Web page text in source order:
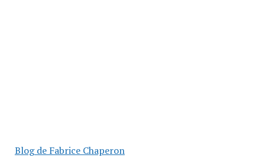
Blog de Fabrice Chaperon